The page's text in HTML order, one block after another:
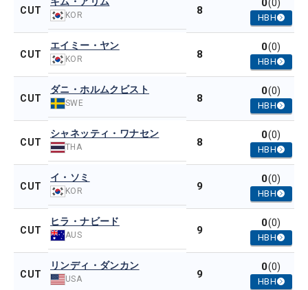
CUT KOR 8
0(0)
HBH
CUT
エイミー・ヤン
KOR 8
0(0)
HBH
CUT
ダニ・ホルムクビスト
SWE 8
0(0)
HBH
CUT
シャネッティ・ワナセン
THA 8
0(0)
HBH
CUT
イ・ソミ
KOR 9
0(0)
HBH
CUT
ヒラ・ナビード
AUS 9
0(0)
HBH
CUT
リンディ・ダンカン
USA 9
0(0)
HBH